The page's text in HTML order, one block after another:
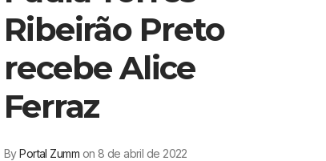
Ribeirão Preto
recebe Alice
Ferraz
ByPortal Zumm on 8 de abril de 2022